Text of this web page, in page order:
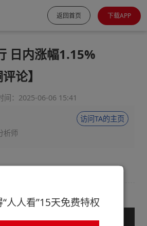
返回首页 下载APP
日内涨幅1.15%
论】
间：2025-06-06 15:41
析师
访问TA的主页
服务后查看全文 —
人人看”15天免费特权